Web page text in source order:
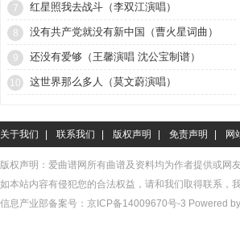
7 红星照我去战斗（李双江演唱）
8 没有共产党就没有新中国（曹火星词曲）
9 还没有爱够（王馨演唱 沈公宝制谱）
10 这世界那么多人（莫文蔚演唱）
关于我们 联系我们 版权声明 免责声明 网
版权声明：爱曲谱网所有曲谱及资料均为作者提供或
如本站内容有侵犯您的合法权益，请和我们取得联系，
信息产业部备案号： 京ICP备14009670号-3 Powered